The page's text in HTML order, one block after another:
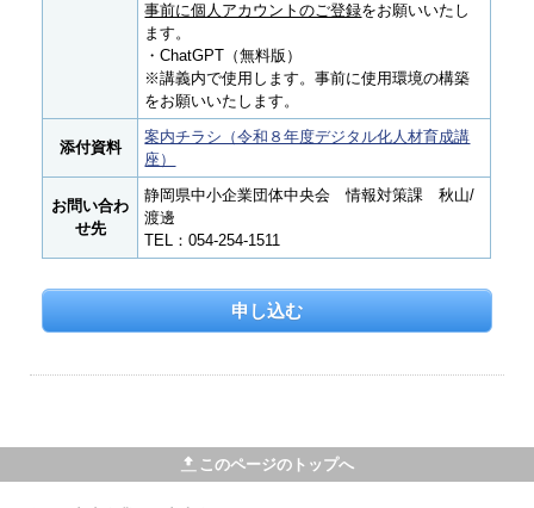
事前に個人アカウントのご登録をお願いいたし
ます。
・ChatGPT（無料版）
※講義内で使用します。事前に使用環境の構築
をお願いいたします。
添付資料
案内チラシ（令和８年度デジタル化人材育成講
座）
お問い合わ
せ先
静岡県中小企業団体中央会 情報対策課 秋山/
渡邊
TEL：054-254-1511
申し込む
このページのトップへ